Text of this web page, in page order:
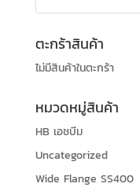
ตะกร้าสินค้า
ไม่มีสินค้าในตะกร้า
หมวดหมู่สินค้า
HB เอชบีม
Uncategorized
Wide Flange SS400